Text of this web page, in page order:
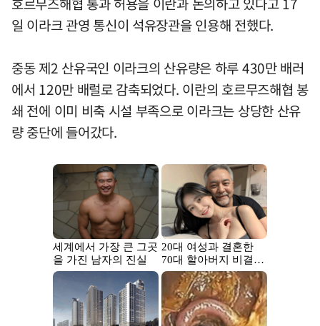
일 이라크 관영 통신이 석유장관을 인용해 전했다.
중동 제2 산유국인 이라크의 산유량은 하루 430만 배러
에서 120만 배럴로 감축되었다. 이란의 호르무즈해협 봉
쇄 전에 이미 비축 시설 부족으로 이라크는 상당한 산유
량 중단에 들어갔다.